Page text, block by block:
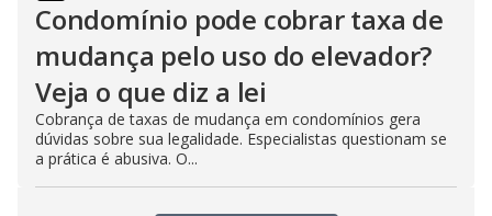
Condomínio pode cobrar taxa de
mudança pelo uso do elevador?
Veja o que diz a lei
Cobrança de taxas de mudança em condomínios gera
dúvidas sobre sua legalidade. Especialistas questionam se
a prática é abusiva. O...